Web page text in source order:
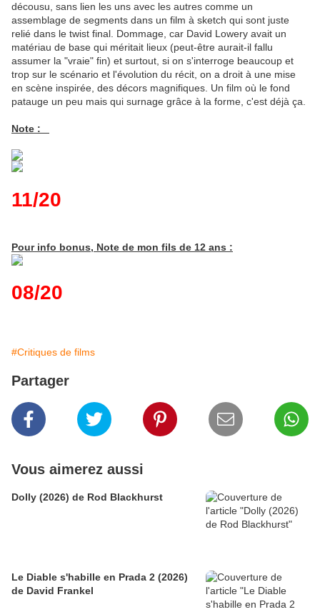
décousu, sans lien les uns avec les autres comme un
assemblage de segments dans un film à sketch qui sont juste
relié dans le twist final. Dommage, car David Lowery avait un
matériau de base qui méritait lieux (peut-être aurait-il fallu
assumer la "vraie" fin) et surtout, si on s'interroge beaucoup et
trop sur le scénario et l'évolution du récit, on a droit à une mise
en scène inspirée, des décors magnifiques. Un film où le fond
patauge un peu mais qui surnage grâce à la forme, c'est déjà ça.
Note :
11/20
Pour info bonus, Note de mon fils de 12 ans :
08/20
#Critiques de films
Partager
Vous aimerez aussi
Dolly (2026) de Rod Blackhurst
Le Diable s'habille en Prada 2 (2026)
de David Frankel